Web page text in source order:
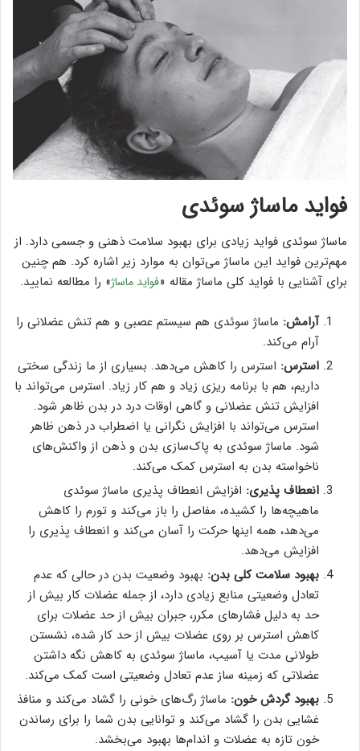
فواید ماساژ سوئدی
ماساژ سوئدی فواید زیادی برای بهبود سلامت ذهنی و جسمی دارد. از
مهم‌ترین فواید این ماساژ می‌توان به موارد زیر اشاره کرد. هم چنین
برای آشنایی با فواید کلی ماساژ مقاله «فواید ماساژ» را مطالعه نمایید.
آرامش: ماساژ سوئدی هم سیستم عصبی و هم تنش عضلانی را
آرام می‌کند.
استرس: استرس را کاهش می‌دهد. بسیاری از ما زندگی سختی
داریم، هم با برنامه ریزی زیاد و هم کار زیاد. استرس می‌تواند با
افزایش تنش عضلانی و گاهی اوقات درد در بدن ظاهر شود.
استرس می‌تواند با افزایش نگرانی یا اضطراب در ذهن ظاهر
شود. ماساژ سوئدی به پاک‌سازی بدن و ذهن از واکنش‌های
ناخواسته بدن به استرس کمک می‌کند.
انعطاف پذیری: افزایش انعطاف پذیری ماساژ سوئدی
ماهیچه‌ها را کشیده، مفاصل را باز می‌کند و تورم را کاهش
می‌دهد، همه اینها حرکت را آسان می‌کند و انعطاف پذیری را
افزایش می‌دهد.
بهبود سلامت کلی بدن: بهبود وضعیت بدن در حالی که عدم
تعادل وضعیتی منابع زیادی دارد، از جمله عضلات کار بیش از
حد به دلیل فشارهای مکرر، جبران بیش از حد عضلات برای
کاهش استرس بر روی عضلات بیش از حد کار شده، نشستن
طولانی مدت یا آسیب، ماساژ سوئدی به کاهش نگه داشتن
عضلاتی که زمینه ساز عدم تعادل وضعیتی است کمک می‌کند.
بهبود گردش خون: ماساژ رگ‌های خونی را گشاد می‌کند و منافذ
غشایی بدن را گشاد می‌کند و توانایی بدن شما را برای رساندن
خون تازه به عضلات و اندام‌ها بهبود می‌بخشد.